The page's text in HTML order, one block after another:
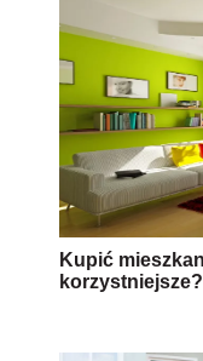
Kupić
korzystniejsze?